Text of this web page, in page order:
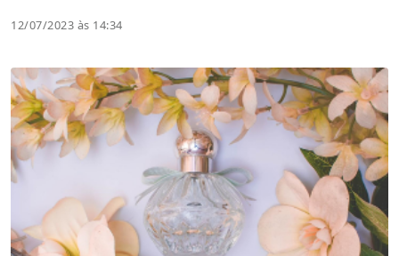
12/07/2023 às 14:34